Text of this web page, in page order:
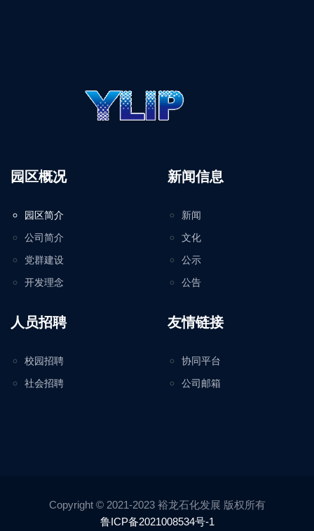
园区概况
园区简介
公司简介
党群建设
开发理念
新闻信息
新闻
文化
公示
公告
人员招聘
校园招聘
社会招聘
友情链接
协同平台
公司邮箱
Copyright © 2021-2023 裕龙石化发展 版权所有
鲁ICP备2021008534号-1